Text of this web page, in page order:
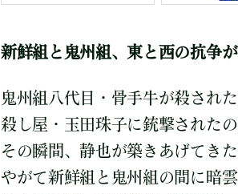
新鮮組と鬼州組、東と西の抗争
鬼州組八代目・骨手牛が殺された
殺し屋・玉田珠子に銃撃されたの
その瞬間、静也が築きあげてきた
やがて新鮮組と鬼州組の間に暗雲